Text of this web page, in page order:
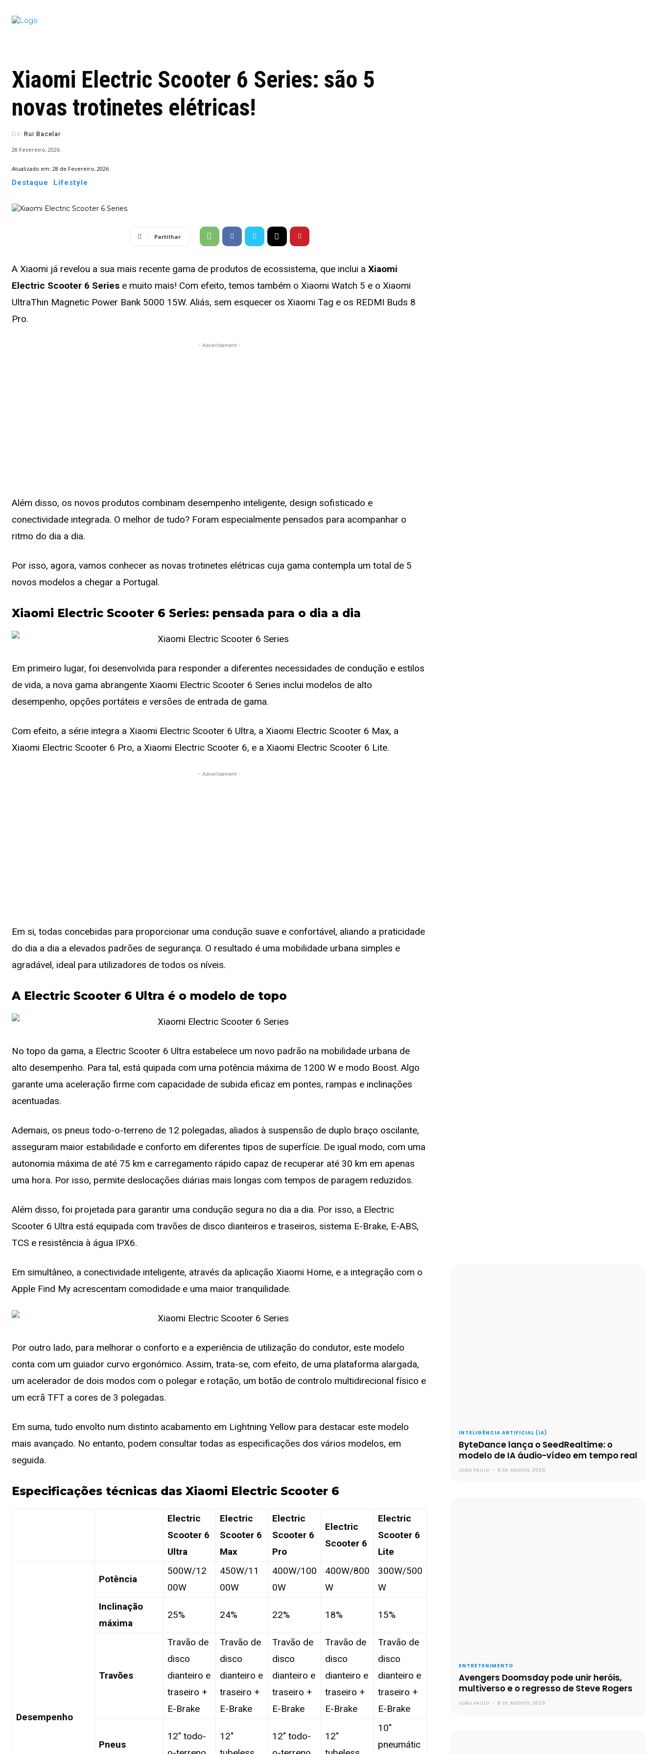
Xiaomi Electric Scooter 6 Series: são 5
novas trotinetes elétricas!
De: Rui Bacelar
28 Fevereiro, 2026
Atualizado em: 28 de Fevereiro, 2026
Destaque Lifestyle
Partilhar
A Xiaomi já revelou a sua mais recente gama de produtos de ecossistema, que inclui a Xiaomi
Electric Scooter 6 Series e muito mais! Com efeito, temos também o Xiaomi Watch 5 e o Xiaomi
UltraThin Magnetic Power Bank 5000 15W. Aliás, sem esquecer os Xiaomi Tag e os REDMI Buds 8
Pro.
- Advertisement -
Além disso, os novos produtos combinam desempenho inteligente, design sofisticado e
conectividade integrada. O melhor de tudo? Foram especialmente pensados para acompanhar o
ritmo do dia a dia.
Por isso, agora, vamos conhecer as novas trotinetes elétricas cuja gama contempla um total de 5
novos modelos a chegar a Portugal.
Xiaomi Electric Scooter 6 Series: pensada para o dia a dia
Em primeiro lugar, foi desenvolvida para responder a diferentes necessidades de condução e estilos
de vida, a nova gama abrangente Xiaomi Electric Scooter 6 Series inclui modelos de alto
desempenho, opções portáteis e versões de entrada de gama.
Com efeito, a série integra a Xiaomi Electric Scooter 6 Ultra, a Xiaomi Electric Scooter 6 Max, a
Xiaomi Electric Scooter 6 Pro, a Xiaomi Electric Scooter 6, e a Xiaomi Electric Scooter 6 Lite.
- Advertisement -
Em si, todas concebidas para proporcionar uma condução suave e confortável, aliando a praticidade
do dia a dia a elevados padrões de segurança. O resultado é uma mobilidade urbana simples e
agradável, ideal para utilizadores de todos os níveis.
A Electric Scooter 6 Ultra é o modelo de topo
No topo da gama, a Electric Scooter 6 Ultra estabelece um novo padrão na mobilidade urbana de
alto desempenho. Para tal, está quipada com uma potência máxima de 1200 W e modo Boost. Algo
garante uma aceleração firme com capacidade de subida eficaz em pontes, rampas e inclinações
acentuadas.
Ademais, os pneus todo-o-terreno de 12 polegadas, aliados à suspensão de duplo braço oscilante,
asseguram maior estabilidade e conforto em diferentes tipos de superfície. De igual modo, com uma
autonomia máxima de até 75 km e carregamento rápido capaz de recuperar até 30 km em apenas
uma hora. Por isso, permite deslocações diárias mais longas com tempos de paragem reduzidos.
Além disso, foi projetada para garantir uma condução segura no dia a dia. Por isso, a Electric
Scooter 6 Ultra está equipada com travões de disco dianteiros e traseiros, sistema E-Brake, E-ABS,
TCS e resistência à água IPX6.
Em simultâneo, a conectividade inteligente, através da aplicação Xiaomi Home, e a integração com o
Apple Find My acrescentam comodidade e uma maior tranquilidade.
Por outro lado, para melhorar o conforto e a experiência de utilização do condutor, este modelo
conta com um guiador curvo ergonómico. Assim, trata-se, com efeito, de uma plataforma alargada,
um acelerador de dois modos com o polegar e rotação, um botão de controlo multidirecional físico e
um ecrã TFT a cores de 3 polegadas.
Em suma, tudo envolto num distinto acabamento em Lightning Yellow para destacar este modelo
mais avançado. No entanto, podem consultar todas as especificações dos vários modelos, em
seguida.
Especificações técnicas das Xiaomi Electric Scooter 6
Electric
Scooter 6
Ultra
Electric
Scooter 6
Max
Electric
Scooter 6
Pro
Electric
Scooter 6
Electric
Scooter 6
Lite
Desempenho
Potência
500W/12
00W
450W/11
00W
400W/100
0W
400W/800
W
300W/500
W
Inclinação
máxima
25% 24% 22% 18% 15%
Travões
Travão de
disco
dianteiro e
traseiro +
E-Brake
Travão de
disco
dianteiro e
traseiro +
E-Brake
Travão de
disco
dianteiro e
traseiro +
E-Brake
Travão de
disco
dianteiro e
traseiro +
E-Brake
Travão de
disco
dianteiro e
traseiro +
E-Brake
Pneus
12″ todo-
12″
12″ todo-
12″
10″
pneumátic
INTELIGÊNCIA ARTIFICIAL (IA)
ByteDance lança o SeedRealtime: o
modelo de IA áudio-vídeo em tempo real
JOÃO PAULO - 6 DE AGOSTO, 2026
ENTRETENIMENTO
Avengers Doomsday pode unir heróis,
multiverso e o regresso de Steve Rogers
JOÃO PAULO - 6 DE AGOSTO, 2026